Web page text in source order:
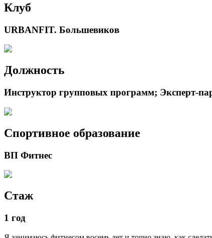
Клуб
URBANFIT. Большевиков
Должность
Инструктор групповых программ; Эксперт-
Спортивное образование
ВП Фитнес
Стаж
1 год